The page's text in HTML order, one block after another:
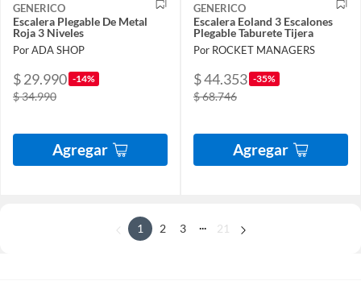
GENERICO
Escalera Plegable De Metal
Roja 3 Niveles
Por ADA SHOP
$ 29.990 -14%
$ 34.990
Agregar
GENERICO
Escalera Eoland 3 Escalones
Plegable Taburete Tijera
Por ROCKET MANAGERS
$ 44.353 -35%
$ 68.746
Agregar
1 2 3 ... 21